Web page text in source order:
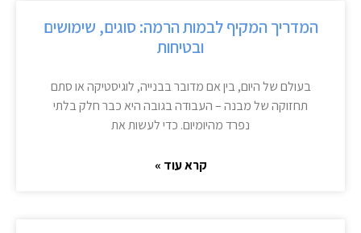
המדריך המקיף לבמות הרמה: סוגים, שימושים
ובטיחות
בעולם של היום, בין אם מדובר בבנייה, לוגיסטיקה או סתם
תחזוקה של מבנה – העבודה בגובה היא כבר חלק בלתי
נפרד מהיומיום. כדי לעשות את
קרא עוד »